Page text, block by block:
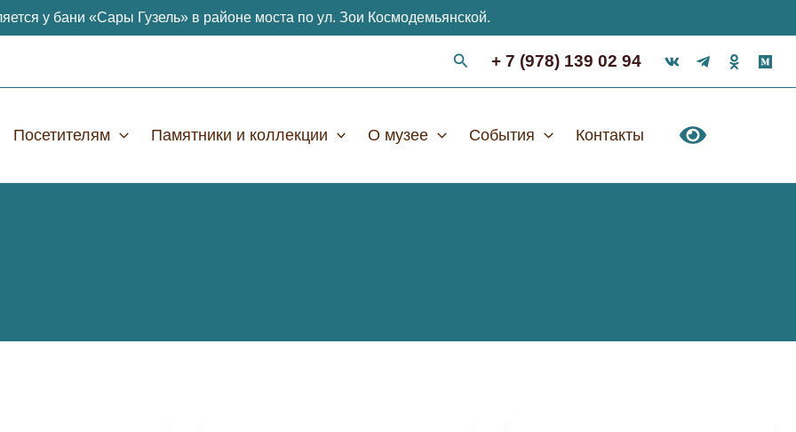
у бани «Сары Гузель» в районе моста по ул. Зои Космодемьянской.
+ 7 (978) 139 02 94
Посетителям Памятники и коллекции О музее События Контакты